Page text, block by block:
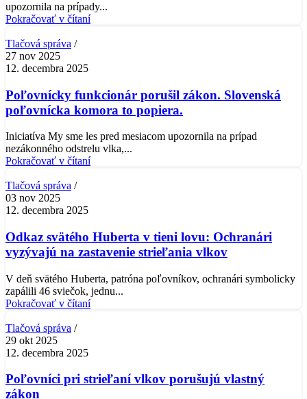
upozornila na prípady...
Pokračovať v čítaní
Tlačová správa
27 nov 2025
12. decembra 2025
Poľovnícky funkcionár porušil zákon. Slovenská
poľovnícka komora to popiera.
Iniciatíva My sme les pred mesiacom upozornila na prípad
nezákonného odstrelu vlka,...
Pokračovať v čítaní
Tlačová správa
03 nov 2025
12. decembra 2025
Odkaz svätého Huberta v tieni lovu: Ochranári
vyzývajú na zastavenie strieľania vlkov
V deň svätého Huberta, patróna poľovníkov, ochranári symbolicky
zapálili 46 sviečok, jednu...
Pokračovať v čítaní
Tlačová správa
29 okt 2025
12. decembra 2025
Poľovníci pri strieľaní vlkov porušujú vlastný
zákon